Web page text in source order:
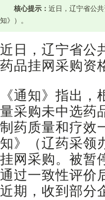
核心提示： 近日，辽宁省公
知》）。
近日，辽宁省公
药品挂网采购资
《通知》指出
量采购未中选药
制药质量和疗效
知》（辽药采领
挂网采购。被暂
通过一致性评价
近期，收到部分